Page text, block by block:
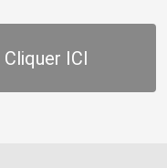
Cliquer ICI